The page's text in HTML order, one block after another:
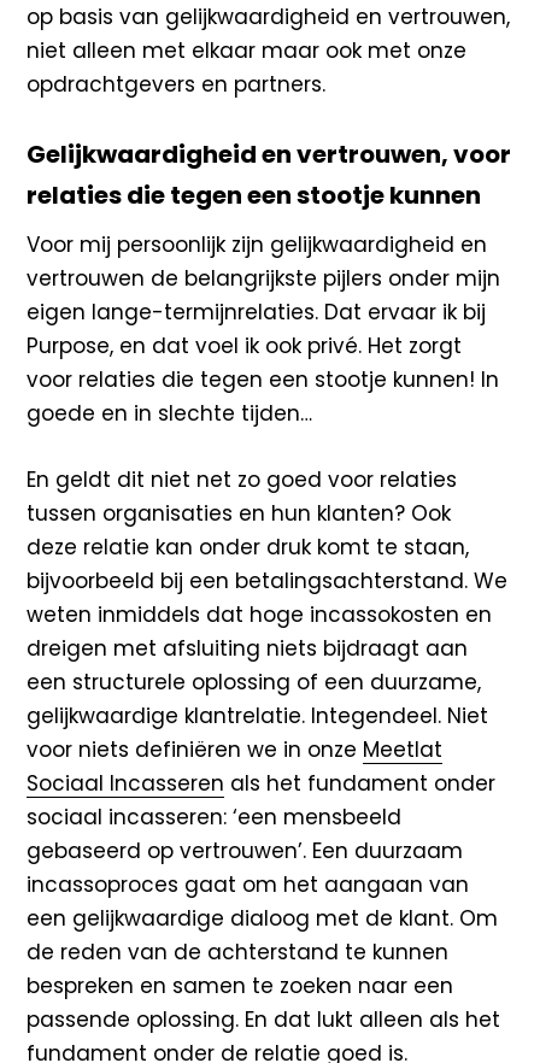
op basis van gelijkwaardigheid en vertrouwen,
niet alleen met elkaar maar ook met onze
opdrachtgevers en partners.
Gelijkwaardigheid en vertrouwen, voor
relaties die tegen een stootje kunnen
Voor mij persoonlijk zijn gelijkwaardigheid en
vertrouwen de belangrijkste pijlers onder mijn
eigen lange-termijnrelaties. Dat ervaar ik bij
Purpose, en dat voel ik ook privé. Het zorgt
voor relaties die tegen een stootje kunnen! In
goede en in slechte tijden…
En geldt dit niet net zo goed voor relaties
tussen organisaties en hun klanten? Ook
deze relatie kan onder druk komt te staan,
bijvoorbeeld bij een betalingsachterstand. We
weten inmiddels dat hoge incassokosten en
dreigen met afsluiting niets bijdraagt aan
een structurele oplossing of een duurzame,
gelijkwaardige klantrelatie. Integendeel. Niet
voor niets definiëren we in onze Meetlat
Sociaal Incasseren als het fundament onder
sociaal incasseren: ‘een mensbeeld
gebaseerd op vertrouwen’. Een duurzaam
incassoproces gaat om het aangaan van
een gelijkwaardige dialoog met de klant. Om
de reden van de achterstand te kunnen
bespreken en samen te zoeken naar een
passende oplossing. En dat lukt alleen als het
fundament onder de relatie goed is.